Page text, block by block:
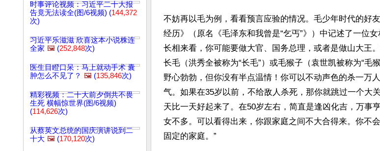
时事评论视频：习近平二十大报
告竟无法读全(图/6视频) (144,372
次)
习近平乐滋滋 欣喜这本小说株连
全家 🖼️ (252,848次)
医生目瞪口呆：马上就动手术 囊
肿怎么不见了？ 🖼️ (135,846次)
精彩视频：二十大前夕倒共不畏
生死 横幅惊世界(图/6视频)
(114,626次)
从蔡英文总统的国庆演讲说到二
十大 🖼️ (170,120次)
不妨再以毛为例，看看预言应验的情况。毛少年时代的好
经历》（原名《毛泽东和我曾是“乞丐”》）中记述了一位
长相来看，你可能要做大官、国务总理，或者是做山大王
长毛（洪秀全被称为“长毛”）或毛猴子（袁世凯被称为“毛
野心勃勃，但你没有半点温情！你可以不动声色的杀一万
气。如果在35岁以前，不给敌人杀死，那你就跳过一个大
天比一天好起来了。在50岁左右，简直是逢凶化吉，万事
女不多。可以看得出来，你跟家庭之间不大合得来。你不
固定的家庭。”